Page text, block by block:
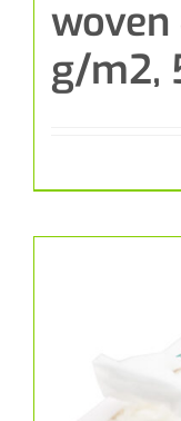
g/m2,